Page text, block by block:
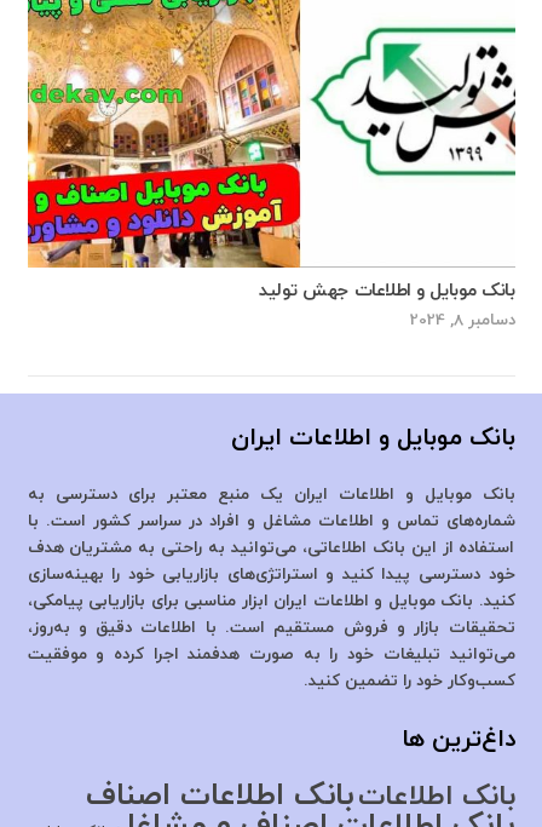
بانک موبایل و اطلاعات جهش تولید
دسامبر 8, 2024
بانک موبایل و اطلاعات ایران
بانک موبایل و اطلاعات ایران یک منبع معتبر برای دسترسی به
شماره‌های تماس و اطلاعات مشاغل و افراد در سراسر کشور است. با
استفاده از این بانک اطلاعاتی، می‌توانید به راحتی به مشتریان هدف
خود دسترسی پیدا کنید و استراتژی‌های بازاریابی خود را بهینه‌سازی
کنید. بانک موبایل و اطلاعات ایران ابزار مناسبی برای بازاریابی پیامکی،
تحقیقات بازار و فروش مستقیم است. با اطلاعات دقیق و به‌روز،
می‌توانید تبلیغات خود را به صورت هدفمند اجرا کرده و موفقیت
کسب‌وکار خود را تضمین کنید.
داغ‌ترین ها
بانک اطلاعاتبانک اطلاعات اصناف